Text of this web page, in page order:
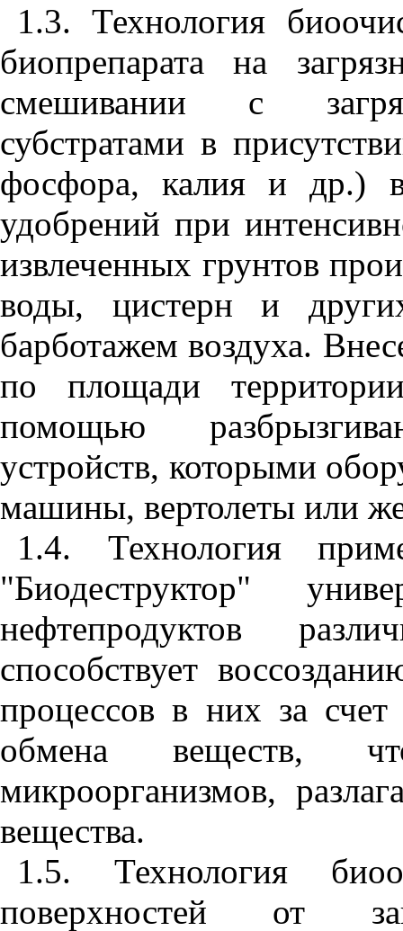
1.3. Технология
биопрепарата на
смешивании с
субстратами в
фосфора, калия и др.)
удобрений при
извлеченных грунтов
воды, цистерн и
барботажем воздуха.
по площади
помощью
устройств, которыми
машины, вертолеты или
1.4. Технология
"Биодеструктор"
нефтепродуктов
способствует
процессов в них за счет
обмена веществ,
микроорганизмов,
вещества.
1.5. Технология
поверхностей от